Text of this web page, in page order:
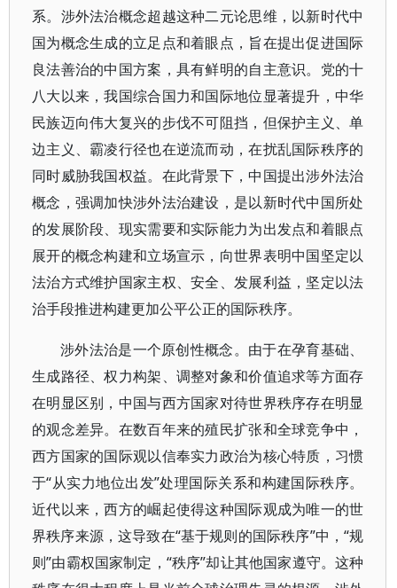
系。涉外法治概念超越这种二元论思维，以新时代中
国为概念生成的立足点和着眼点，旨在提出促进国际
良法善治的中国方案，具有鲜明的自主意识。党的十
八大以来，我国综合国力和国际地位显著提升，中华
民族迈向伟大复兴的步伐不可阻挡，但保护主义、单
边主义、霸凌行径也在逆流而动，在扰乱国际秩序的
同时威胁我国权益。在此背景下，中国提出涉外法治
概念，强调加快涉外法治建设，是以新时代中国所处
的发展阶段、现实需要和实际能力为出发点和着眼点
展开的概念构建和立场宣示，向世界表明中国坚定以
法治方式维护国家主权、安全、发展利益，坚定以法
治手段推进构建更加公平公正的国际秩序。
涉外法治是一个原创性概念。由于在孕育基础、
生成路径、权力构架、调整对象和价值追求等方面存
在明显区别，中国与西方国家对待世界秩序存在明显
的观念差异。在数百年来的殖民扩张和全球竞争中，
西方国家的国际观以信奉实力政治为核心特质，习惯
于“从实力地位出发”处理国际关系和构建国际秩序。
近代以来，西方的崛起使得这种国际观成为唯一的世
界秩序来源，这导致在“基于规则的国际秩序”中，“规
则”由霸权国家制定，“秩序”却让其他国家遵守。这种